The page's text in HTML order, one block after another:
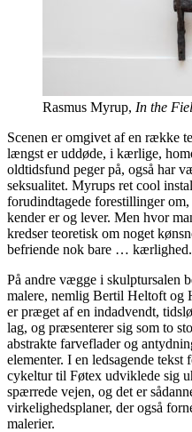
Rasmus Myrup, In the
Scenen er omgivet af en række
længst er uddøde, i kærlige,
oldtidsfund peger på, også har
seksualitet. Myrups ret cool
forudindtagede forestillinger
kender er og lever. Men hvor
kredser teoretisk om noget
befriende nok bare … kærlighed.
På andre vægge i skulptursalen
malere, nemlig Bertil Heltoft og
er præget af en indadvendt,
lag, og præsenterer sig som to
abstrakte farveflader og
elementer. I en ledsagende
cykeltur til Føtex udviklede sig
spærrede vejen, og det er
virkelighedsplaner, der også
malerier.